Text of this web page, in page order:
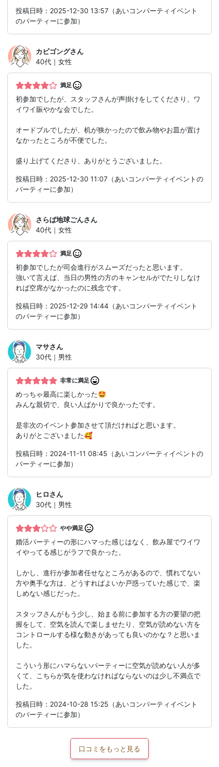
投稿日時：2025-12-30 13:57（あいコンパーティイベント
のパーティーに参加）
カビゴングさん
40代｜女性
満足
初参加でしたが、スタッフさんが声掛けをしてくださり、ワ
イワイ賑やかな会でした。
オードブルでしたが、机が狭かったので飲み物やお皿が置け
なかったところが不便でした。
盛り上げてくださり、ありがとうございました。
投稿日時：2025-12-30 11:07（あいコンパーティイベントの
パーティーに参加）
さらば地球ごんさん
40代｜女性
満足
初参加でしたが司会進行がスムーズだったと思います。
強いて言えば、当日の男性の方のキャンセルがでたりしなけ
れば空席がなかったのに残念です。
投稿日時：2025-12-29 14:44（あいコンパーティイベント
のパーティーに参加）
マサさん
30代｜男性
非常に満足
めっちゃ最高に楽しかった🤩
みんな親切で、良い人ばかりで良かったです。
是非次のイベント参加させて頂だければと思います。
ありがとございました🥰
投稿日時：2024-11-11 08:45（あいコンパーティイベントの
パーティーに参加）
ヒロさん
30代｜男性
やや満足
婚活パーティーの形にハマった感じはなく、飲み屋でワイワ
イやってる感じがラフで良かった。
しかし、進行が参加者任せなところがあるので、慣れてない
方や奥手な方は、どうすればよいか戸惑っていた感じで、楽
しめない感じだった。
スタッフさんがもう少し、始まる前に参加する方の要望の把
握をして、空気を読んで楽しませたり、空気が読めない方を
コントロールする様な動きがあっても良いのかな？と思いま
した。
こういう形にハマらないパーティーに空気が読めない人が多
くて、こちらが気を使わなければならないのは少し不満点で
した。
投稿日時：2024-10-28 15:25（あいコンパーティイベント
のパーティーに参加）
口コミをもっと見る